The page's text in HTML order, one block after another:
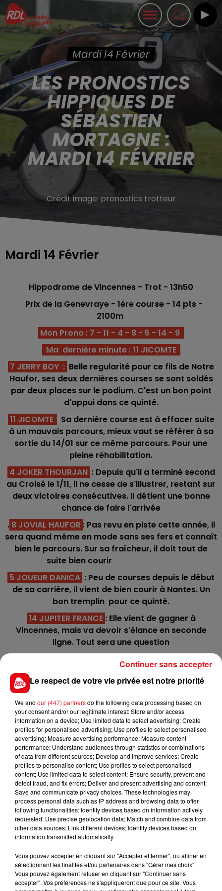
Mardi 14 Février
LES PRONOSTICS
HIPPIQUES DE
SÉBASTIEN
MORTAGNE :
MARDI 14 FÉVRIER
Crédit image: pronostics trotteur
Mardi 14 Février
Hippodrome de Vincennes - Trot - 13h50
Prix de la Genevraye - 1ére course - 14 pts -
2100m
Mon Prono : 7 - 11 - 4 - 8 - 5 - 14 - 9
Ma dernière minute : 11 JICOMTE
7 JERRY BOY : Belle regularité pour ce fils de Notre
Haufor, ses deux dernières courses se sont soldés
par deux places sur le podium. C'est un bon point
d'appui dans ce quinté.
11 JICOMTE : Sa dernière course est à effacer suite
à un mauvais parcours, mieux vaut se référer à sa
sortie du 14/01 sur ce même parcours. Pour une
pleine réhabilitation.
4 JOKER THOURJAN : Depuis qu'il a terminé second
au Croisé le 1/11, il ne cesse de s'illustrer, restant sur
deux victoires consécutives. Il détient une bonne
chance de faire l'arrivée
.8 JOVIAL HAUFOR : Pas revu en piste cette année, il
sera quand même en mode sans ses fers et connaît
bien le parcours. Sur sa fraîcheur, il doit tout de
suite bien courir
5 JOUEUR DANICA : Peu de courses depuis le début
de sa carriére, il vient de bien courir à Nantes. Un
bon tremplin pour ce quinté.
14 JUPITER FRANCE : Elle vient de gagner à
Vincennes, mais va devoir s'élance en seconde
ligne. Tout sera une question
: Il n'a jamais pu trouver le passage
dernièrement, terminant avec beaucoup de
ressources. Si tout se passe bien, sa place est à
******
n En direct des pistes :
FILS D'ACTUS
Le respect de votre vie privée est notre priorité
We and our (447) partnersdo the following data processing based on
your consent and/or our legitimate interest: Store and/or access
information on a device; Use limited data to select advertising; Create
profiles for personalised advertising; Use profiles to select personalised
advertising; Measure advertising performance; Measure content
performance; Understand audiences through statistics or combinations
of data from different sources; Develop and improve services; Create
profiles to personalise content; Use profiles to select personalised
content; Use limited data to select content; Ensure security, prevent and
detect fraud, and fix errors; Deliver and present advertising and content;
Save and communicate privacy choices. These technologies may
process personal data such as IP address and browsing data to offer
following functionalities: Identify devices based on information actively
requested; Use precise geolocation data; Match and combine data from
other data sources; Link different devices; Identify devices based on
information transmitted automatically.
Vous pouvez accepter en cliquant sur "Accepter et fermer", ou affiner en
sélectionnant les finalités et/ou partenaires dans "Gérer mes choix".
Vous pouvez également refuser en cliquant sur "Continuer sans
accepter". Vos préférences ne s'appliqueront que pour ce site. Vous
Continuer sans accepter